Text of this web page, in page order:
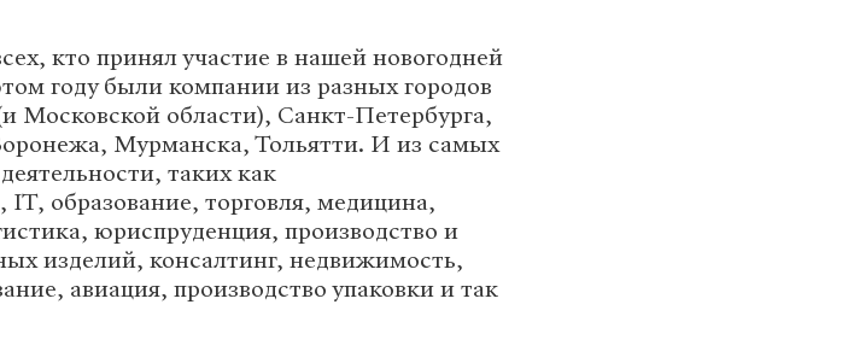
кто принял участие в нашей новогодней
году были компании из разных городов
Московской области), Санкт-Петербурга,
Мурманска, Тольятти. И из самых
таких как
образование, торговля, медицина,
юриспруденция, производство и
изделий, консалтинг, недвижимость,
авиация, производство упаковки и так